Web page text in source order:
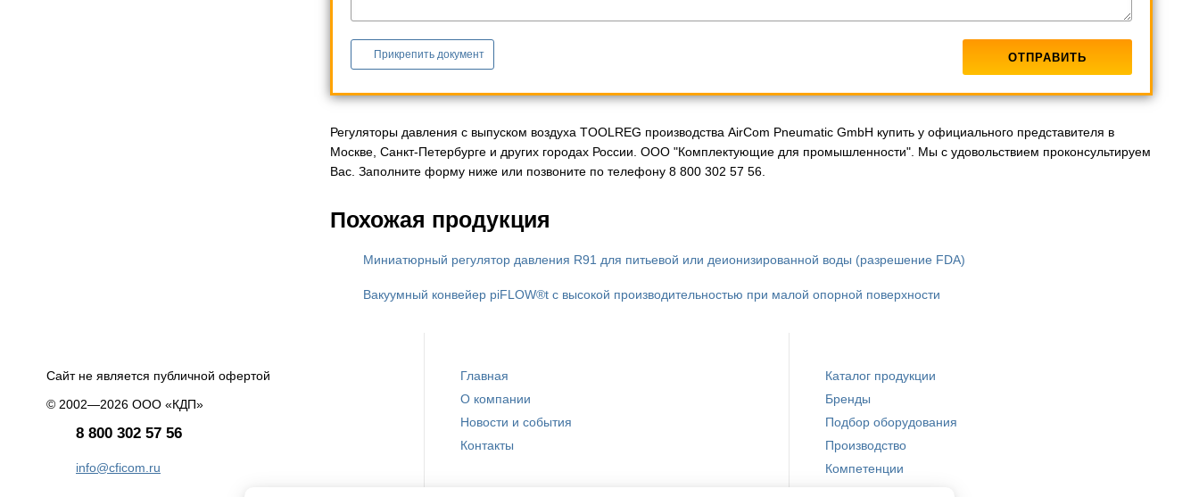
Прикрепить документ
Регуляторы давления с выпуском воздуха TOOLREG производства AirCom Pneumatic GmbH купить у официального представителя в
Москве, Санкт-Петербурге и других городах России. ООО "Комплектующие для промышленности". Мы с удовольствием проконсультируем
Вас. Заполните форму ниже или позвоните по телефону 8 800 302 57 56.
Похожая продукция
Миниатюрный регулятор давления R91 для питьевой или деионизированной воды (разрешение FDA)
Вакуумный конвейер piFLOW®t с высокой производительностью при малой опорной поверхности
Сайт не является публичной офертой
© 2002—2026 ООО «КДП»
8 800 302 57 56
info@cficom.ru
Главная
О компании
Новости и события
Контакты
Каталог продукции
Бренды
Подбор оборудования
Производство
Компетенции